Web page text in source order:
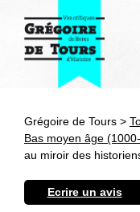
Grégoire de Tours >
Bas moyen âge
au miroir des
Ecrire un avis